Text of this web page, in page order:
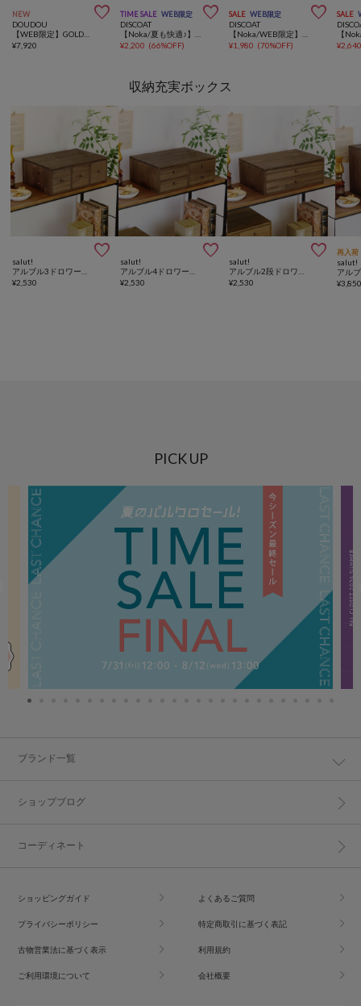
NEW 
DOUDOU
¥7,920
TIME SALE WEB限定 
DISCOAT
¥2,200 (66%OFF)
SALE WEB限定 
DISCOAT
¥1,980 (70%OFF)
SALE
¥
収納充実ボックス

salut!
¥2,530

salut!
¥2,530

salut!
¥2,530
再入荷
salut!
¥
PICK UP
ブランド一覧
ショップブログ
コーディネート
ショッピングガイド よくあるご質問
プライバシーポリシー 特定商取引に基づく表記
古物営業法に基づく表示 利用規約
ご利用環境について 会社概要